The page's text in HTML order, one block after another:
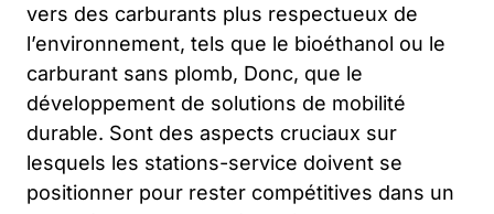
vers des carburants plus respectueux de
l’environnement, tels que le bioéthanol ou le
carburant sans plomb, Donc, que le
développement de solutions de mobilité
durable. Sont des aspects cruciaux sur
lesquels les stations-service doivent se
positionner pour rester compétitives dans un